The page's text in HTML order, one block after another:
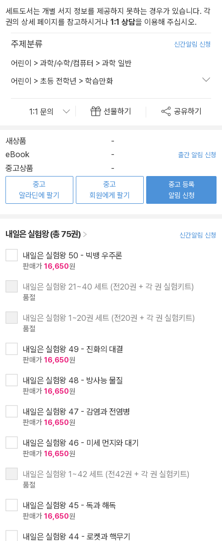
세트도서는 개별 서지 정보를 제공하지 못하는 경우가 있습니다. 각
권의 상세 페이지를 참고하시거나 1:1 상담을 이용해 주십시오.
주제분류 신간알림 신청
어린이 > 과학/수학/컴퓨터 > 과학 일반
어린이 > 초등 전학년 > 학습만화
선물하기 공유하기
새상품
-
eBook
- 출간 알림 신청
중고상품 -
중고
알라딘에 팔기
중고
회원에게 팔기
중고 등록
알림 신청
내일은 실험왕 (총 75권) 신간알림 신청
내일은 실험왕 50 - 빅뱅 우주론
판매가 16,650원
내일은 실험왕 21~40 세트 (전20권 + 각 권 실험키트)
품절
내일은 실험왕 1~20권 세트 (전20권 + 각 권 실험키트)
품절
내일은 실험왕 49 - 진화의 대결
판매가 16,650원
내일은 실험왕 48 - 방사능 물질
판매가 16,650원
내일은 실험왕 47 - 감염과 전염병
판매가 16,650원
내일은 실험왕 46 - 미세 먼지와 대기
판매가 16,650원
내일은 실험왕 1~42 세트 (전42권 + 각 권 실험키트)
품절
내일은 실험왕 45 - 독과 해독
판매가 16,650원
내일은 실험왕 44 - 로켓과 핵무기